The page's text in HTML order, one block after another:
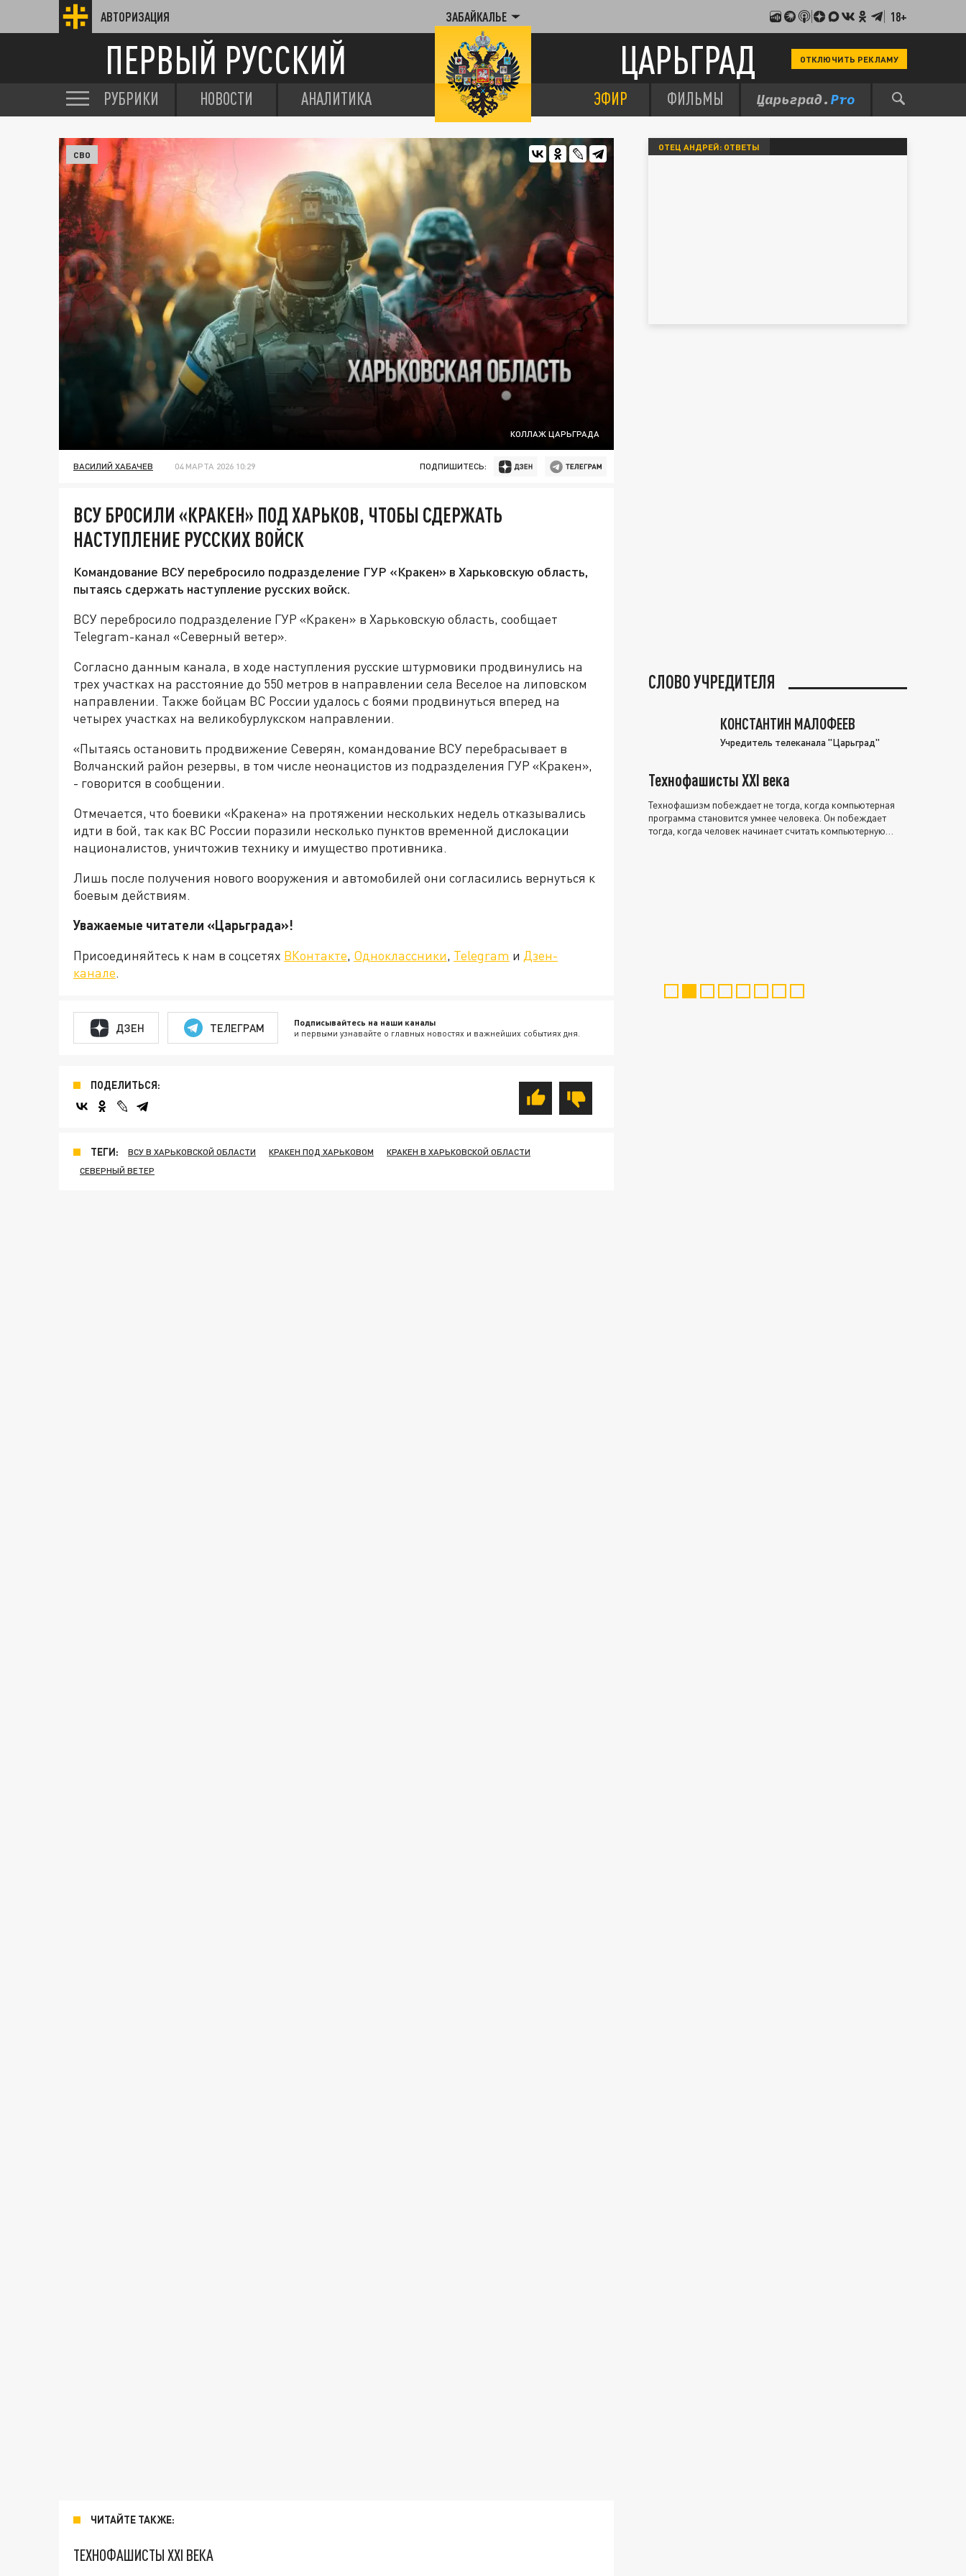
АВТОРИЗАЦИЯ ЗАБАЙКАЛЬЕ 18+
ПЕРВЫЙ РУССКИЙ ЦАРЬГРАД ОТКЛЮЧИТЬ РЕКЛАМУ
РУБРИКИ НОВОСТИ АНАЛИТИКА ЭФИР ФИЛЬМЫ
КОЛЛАЖ ЦАРЬГРАДА
СВО
ВАСИЛИЙ ХАБАЧЕВ 04 МАРТА 2026 10:29 ПОДПИШИТЕСЬ:
ВСУ БРОСИЛИ «КРАКЕН» ПОД ХАРЬКОВ, ЧТОБЫ СДЕРЖАТЬ
НАСТУПЛЕНИЕ РУССКИХ ВОЙСК
Командование ВСУ перебросило подразделение ГУР «Кракен» в Харьковскую область,
пытаясь сдержать наступление русских войск.
ВСУ перебросило подразделение ГУР «Кракен» в Харьковскую область, сообщает
Telegram-канал «Северный ветер».
Согласно данным канала, в ходе наступления русские штурмовики продвинулись на
трех участках на расстояние до 550 метров в направлении села Веселое на липовском
направлении. Также бойцам ВС России удалось с боями продвинуться вперед на
четырех участках на великобурлукском направлении.
«Пытаясь остановить продвижение Северян, командование ВСУ перебрасывает в
Волчанский район резервы, в том числе неонацистов из подразделения ГУР «Кракен»,
- говорится в сообщении.
Отмечается, что боевики «Кракена» на протяжении нескольких недель отказывались
идти в бой, так как ВС России поразили несколько пунктов временной дислокации
националистов, уничтожив технику и имущество противника.
Лишь после получения нового вооружения и автомобилей они согласились вернуться к
боевым действиям.
Уважаемые читатели «Царьграда»!
Присоединяйтесь к нам в соцсетях ВКонтакте, Одноклассники, Telegram и Дзен-
канале.
ДЗЕН ТЕЛЕГРАМ Подписывайтесь на наши каналы
и первыми узнавайте о главных новостях и важнейших событиях дня.
ПОДЕЛИТЬСЯ:
ТЕГИ: ВСУ В ХАРЬКОВСКОЙ ОБЛАСТИ КРАКЕН ПОД ХАРЬКОВОМ
КРАКЕН В ХАРЬКОВСКОЙ ОБЛАСТИ
СЕВЕРНЫЙ ВЕТЕР
ЧИТАЙТЕ ТАКЖЕ:
ТЕХНОФАШИСТЫ XXI ВЕКА
ОТЕЦ АНДРЕЙ: ОТВЕТЫ
СЛОВО УЧРЕДИТЕЛЯ
КОНСТАНТИН МАЛОФЕЕВ
Учредитель телеканала "Царьград"
Технофашисты XXI века
Технофашизм побеждает не тогда, когда компьютерная
программа становится умнее человека. Он побеждает
тогда, когда человек начинает считать компьютерную